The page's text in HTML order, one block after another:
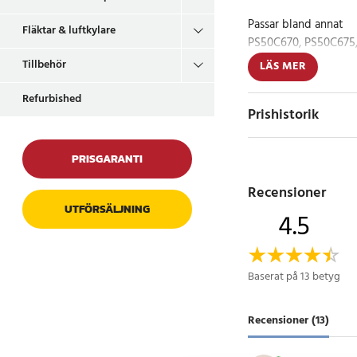
Fläktar & luftkylare
Tillbehör
Refurbished
PRISGARANTI
UTFÖRSÄLJNING
Passar bland annat
PS50C670,
UA32C4000,
UA40C5000,
UA55C6200,
UE32C5700,
UE32C6200,
UE40C6200,
UE55C6200
Artikelnummer:95815
LÄS MER
Prishistorik
Recensioner
4.5
Baserat på 13 betyg
Recensioner (13)